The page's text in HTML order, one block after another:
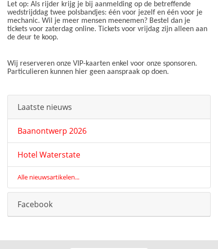
Let op: Als rijder krijg je bij aanmelding op de betreffende
wedstrijddag twee polsbandjes: één voor jezelf en één voor je
mechanic. Wil je meer mensen meenemen? Bestel dan je
tickets voor zaterdag online. Tickets voor vrijdag zijn alleen aan
de deur te koop.
Wij reserveren onze VIP-kaarten enkel voor onze sponsoren.
Particulieren kunnen hier geen aanspraak op doen.
Laatste nieuws
Baanontwerp 2026
Hotel Waterstate
Alle nieuwsartikelen...
Facebook